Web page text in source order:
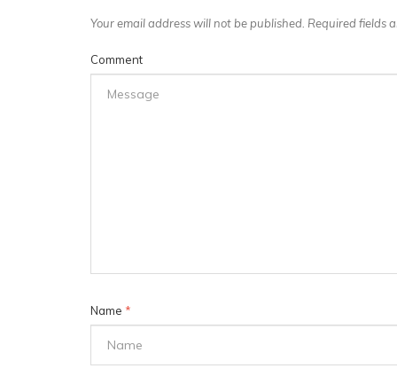
Your email address will not be published. Required fields
Comment
Name *